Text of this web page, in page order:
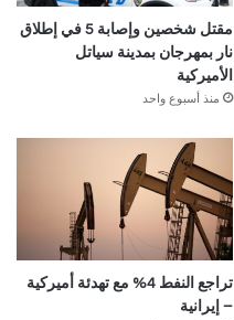
مقتل شخصين وإصابة 5 في إطلاق
نار بمهرجان بمدينة سياتل
الأميركية
منذ أسبوع واحد
تراجع النفط 4% مع تهدئة أميركية
– إيرانية